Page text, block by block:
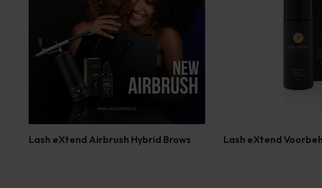
Lash eXtend Airbrush Hybrid Brows Lash eXtend